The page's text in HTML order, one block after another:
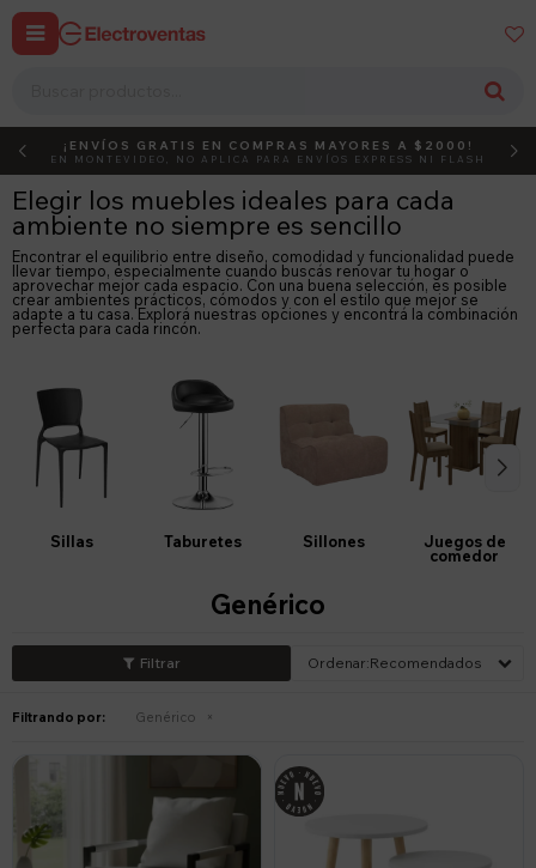
 
DEBUT ACTIVÁ EL CÓDIGO
¡ENVÍOS GRATIS EN COMPRAS MAYORES A $2000!
EN MONTEVIDEO, NO APLICA PARA ENVÍOS EXPRESS NI FLASH
Elegir los muebles ideales para cada
ambiente no siempre es sencillo
Encontrar el equilibrio entre diseño, comodidad y funcionalidad puede
llevar tiempo, especialmente cuando buscás renovar tu hogar o
aprovechar mejor cada espacio. Con una buena selección, es posible
crear ambientes prácticos, cómodos y con el estilo que mejor se
adapte a tu casa. Explorá nuestras opciones y encontrá la combinación
perfecta para cada rincón.
Sillas Taburetes Sillones Juegos de
comedor
Genérico
Recomendados
Filtrando por: Genérico